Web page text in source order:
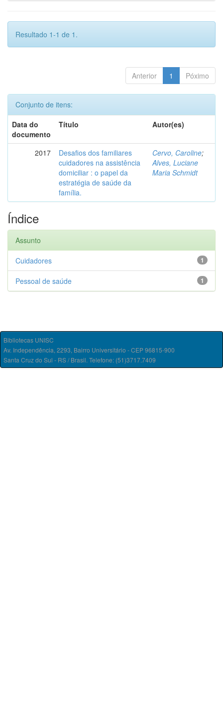
Resultado 1-1 de 1.
Anterior 1 Póximo
Conjunto de itens:
Data do
documento
Título Autor(es)
2017
Desafios dos familiares
cuidadores na assistência
domiciliar : o papel da
estratégia de saúde da
família.
Cervo, Caroline;
Alves, Luciane
Maria Schmidt
Índice
Assunto
1
Cuidadores
1
Pessoal de saúde
Bibliotecas UNISC
Av. Independência, 2293, Bairro Universitário - CEP 96815-900
Santa Cruz do Sul - RS / Brasil. Telefone: (51)3717.7409